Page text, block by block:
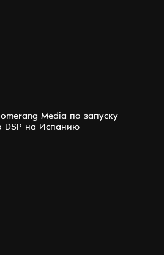
Media по запуску
DSP на Испанию